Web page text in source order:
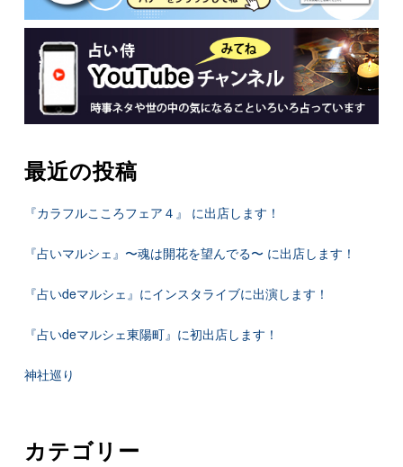
最近の投稿
『カラフルこころフェア４』 に出店します！
『占いマルシェ』〜魂は開花を望んでる〜 に出店します！
『占いdeマルシェ』にインスタライブに出演します！
『占いdeマルシェ東陽町』に初出店します！
神社巡り
カテゴリー